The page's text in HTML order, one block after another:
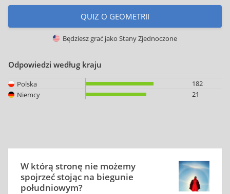
QUIZ O GEOMETRII
Będziesz grać jako Stany Zjednoczone
Odpowiedzi według kraju
Polska
182
Niemcy
21
W którą stronę nie możemy
spojrzeć stojąc na biegunie
południowym?